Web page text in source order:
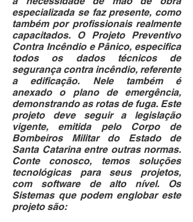
especializada se faz presente, como
também por profissionais realmente
capacitados. O Projeto Preventivo
Contra Incêndio e Pânico, especifica
todos os dados técnicos de
segurança contra incêndio, referente
a edificação. Nele também é
anexado o plano de emergência,
demonstrando as rotas de fuga. Este
projeto deve seguir a legislação
vigente, emitida pelo Corpo de
Bombeiros Militar do Estado de
Santa Catarina entre outras normas.
Conte conosco, temos soluções
tecnológicas para seus projetos,
com software de alto nível. Os
Sistemas que podem englobar este
projeto são: